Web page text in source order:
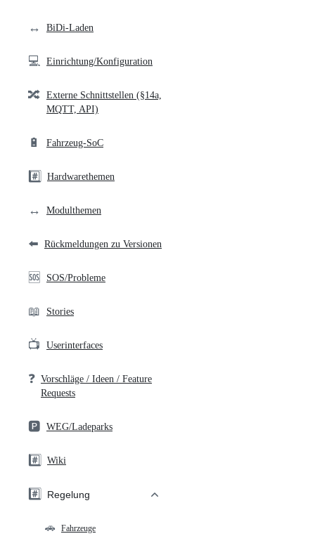
↔️ BiDi-Laden
💻 Einrichtung/Konfiguration
🔀 Externe Schnittstellen (§14a,
MQTT, API)
🔋 Fahrzeug-SoC
#️⃣ Hardwarethemen
↔️ Modulthemen
⬅️ Rückmeldungen zu Versionen
🆘 SOS/Probleme
📖 Stories
📺 Userinterfaces
❓ Vorschläge / Ideen / Feature
Requests
🅿️ WEG/Ladeparks
#️⃣ Wiki
#️⃣ Regelung
🚗 Fahrzeuge